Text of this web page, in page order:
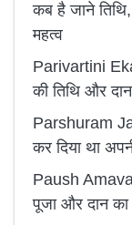
कब है जाने
महत्व
Parivartini
की तिथि और
Parshuram
कर दिया था
Paush
पूजा और दान का